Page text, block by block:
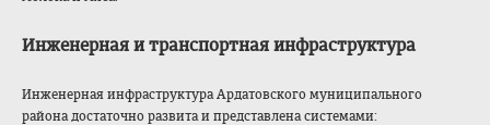
Инженерная и транспортная инфраструктура
Инженерная инфраструктура Ардатовского муниципального
района достаточно развита и представлена системами: